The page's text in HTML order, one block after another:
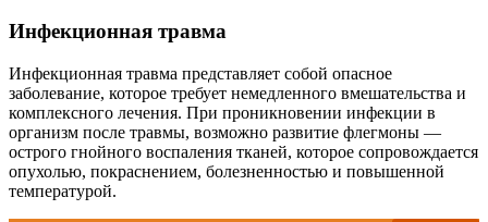
Инфекционная травма
Инфекционная травма представляет собой опасное
заболевание, которое требует немедленного вмешательства и
комплексного лечения. При проникновении инфекции в
организм после травмы, возможно развитие флегмоны —
острого гнойного воспаления тканей, которое сопровождается
опухолью, покраснением, болезненностью и повышенной
температурой.